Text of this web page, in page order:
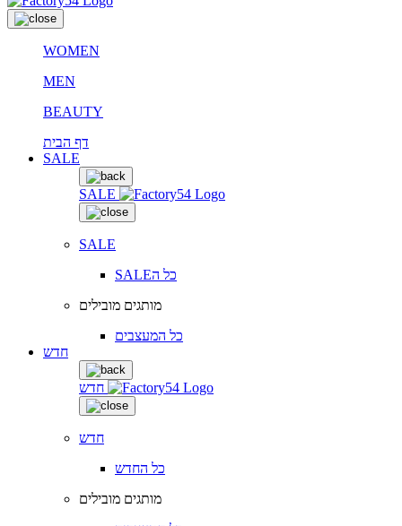
WOMEN
MEN
BEAUTY
דף הבית
SALE
SALE
SALE
SALEכל ה
מותגים מובילים
כל המעצבים
חדש
חדש
חדש
כל החדש
מותגים מובילים